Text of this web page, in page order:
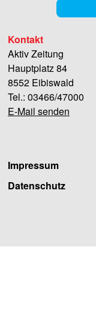
Kontakt
Aktiv Zeitung
Hauptplatz 84
8552 Eibiswald
Tel.: 03466/47000
E-Mail senden
Impressum
Datenschutz